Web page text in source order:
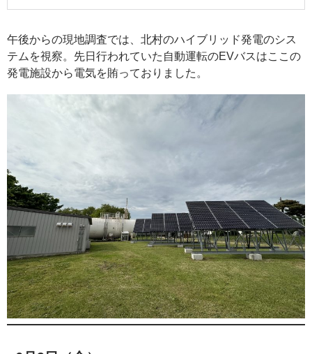
午後からの現地調査では、北村のハイブリッド発電のシス
テムを視察。先日行われていた自動運転のEVバスはここの
発電施設から電気を賄っておりました。